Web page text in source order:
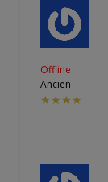
Offline
Ancien
★★★★